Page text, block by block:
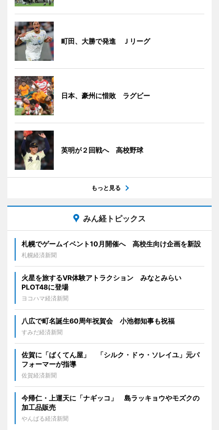
町田、大勝で発進 Ｊリーグ
日本、豪州に惜敗 ラグビー
英明が２回戦へ 高校野球
もっと見る
みん経トピックス
札幌でゲームイベント10月開催へ 高校生向け企画を新設
札幌経済新聞
火星を旅するVR体験アトラクション みなとみらい
PLOT48に登場
ヨコハマ経済新聞
八広で町名誕生60周年祝賀会 小池都知事も祝福
すみだ経済新聞
佐賀に「ばくてん屋」 「シルク・ドゥ・ソレイユ」元パ
フォーマーが指導
佐賀経済新聞
今帰仁・上運天に「ナギッコ」 島ラッキョウやモズクの
加工品販売
やんばる経済新聞